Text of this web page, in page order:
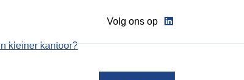
Volg ons op
kleiner kantoor?